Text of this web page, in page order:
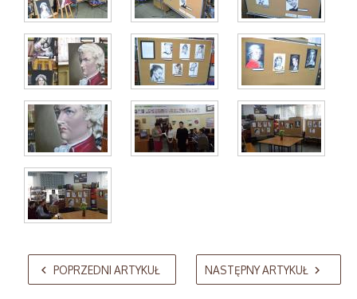
AdmirorGallery 5.2.0, author/sVasiljevski Kekeljevic.
POPRZEDNI ARTYKUŁ NASTĘPNY ARTYKUŁ